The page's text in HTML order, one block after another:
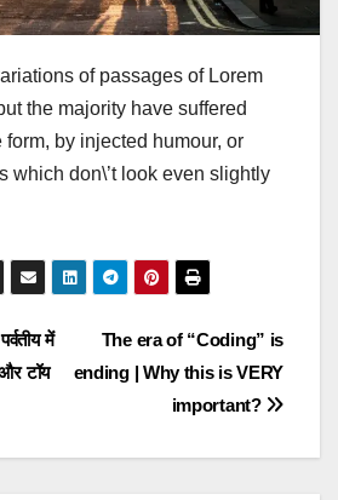
of passages of Lorem
the majority have suffered
by injected humour, or
which don\’t look even slightly
The era of “Coding” is
ending | Why this is VERY
important?
में
टॉय